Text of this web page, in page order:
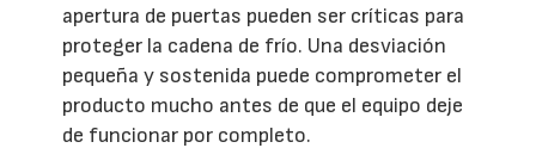
apertura de puertas pueden ser críticas para
proteger la cadena de frío. Una desviación
pequeña y sostenida puede comprometer el
producto mucho antes de que el equipo deje
de funcionar por completo.